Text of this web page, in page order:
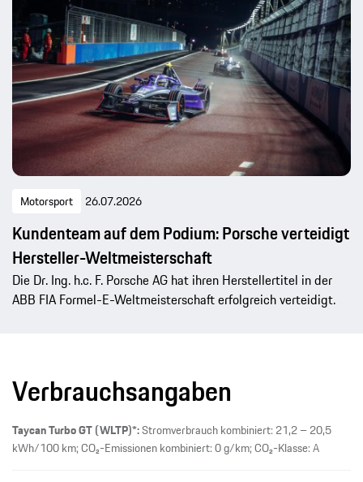
Motorsport 26.07.2026
Kundenteam auf dem Podium: Porsche verteidigt
Hersteller-Weltmeisterschaft
Die Dr. Ing. h.c. F. Porsche AG hat ihren Herstellertitel in der
ABB FIA Formel-E-Weltmeisterschaft erfolgreich verteidigt.
Verbrauchsangaben
Taycan Turbo GT (WLTP)*:Stromverbrauch kombiniert: 21,2 – 20,5
kWh/100 km; CO₂-Emissionen kombiniert: 0 g/km; CO₂-Klasse: A